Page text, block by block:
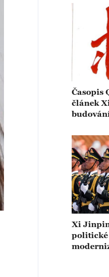
Časopis
článek
Xi
politické